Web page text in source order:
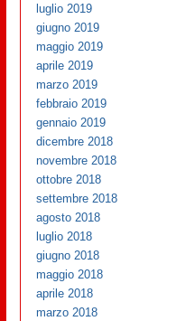
luglio 2019
giugno 2019
maggio 2019
aprile 2019
marzo 2019
febbraio 2019
gennaio 2019
dicembre 2018
novembre 2018
ottobre 2018
settembre 2018
agosto 2018
luglio 2018
giugno 2018
maggio 2018
aprile 2018
marzo 2018